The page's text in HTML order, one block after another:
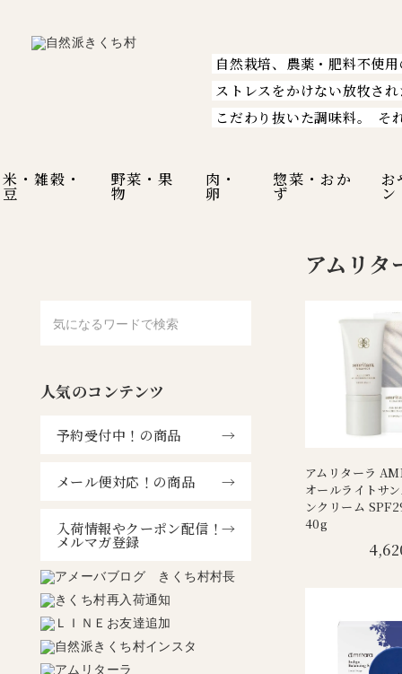
自然栽培、農薬・肥料不使
ストレスをかけない放牧さ
こだわり抜いた調味料。
そ
米・雑穀・
豆
野菜・果
物
肉・
卵
惣菜・おか
ず
お
ン
アムリタ
アムリターラ
オールライトサ
ンクリーム
40g
人気のコンテンツ
予約受付中！の商品
メール便対応！の商品
入荷情報やクーポン配信！
メルマガ登録